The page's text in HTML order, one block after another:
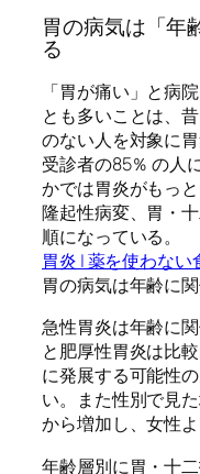
胃の病気は「年
る
「胃が痛い」と病
とも多いことは、
のない人を対象に
受診者の85％ の人
かでは胃炎がもっ
隆起性病変、胃・
順になっている。
胃炎 | 薬を使わない
胃の病気は年齢に関
急性胃炎は年齢に
と肥厚性胃炎は比
に発展する可能性
い。また性別で見
から増加し、女性
年齢層別に胃・十